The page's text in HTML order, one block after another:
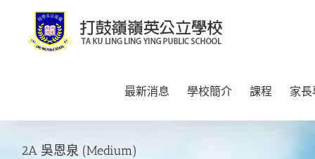
content
最新消息 學校簡介 課程 家
2A 吳恩泉 (Medium)